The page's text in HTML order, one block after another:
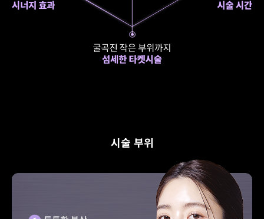
시술 부위